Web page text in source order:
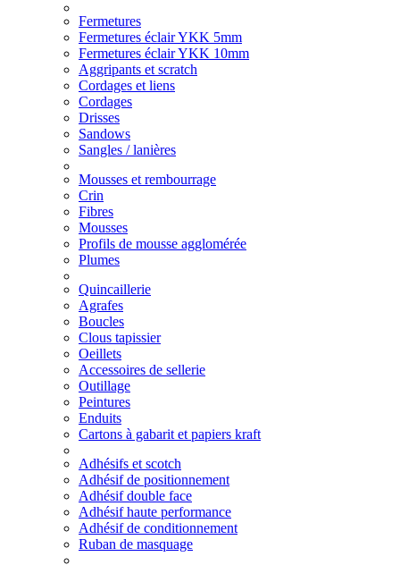
Fermetures
Fermetures éclair YKK 5mm
Fermetures éclair YKK 10mm
Aggripants et scratch
Cordages et liens
Cordages
Drisses
Sandows
Sangles / lanières
Mousses et rembourrage
Crin
Fibres
Mousses
Profils de mousse agglomérée
Plumes
Quincaillerie
Agrafes
Boucles
Clous tapissier
Oeillets
Accessoires de sellerie
Outillage
Peintures
Enduits
Cartons à gabarit et papiers kraft
Adhésifs et scotch
Adhésif de positionnement
Adhésif double face
Adhésif haute performance
Adhésif de conditionnement
Ruban de masquage